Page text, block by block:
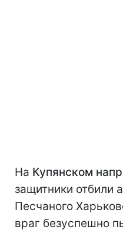
На Купянском
защитники отбили
Песчаного
враг безуспешно